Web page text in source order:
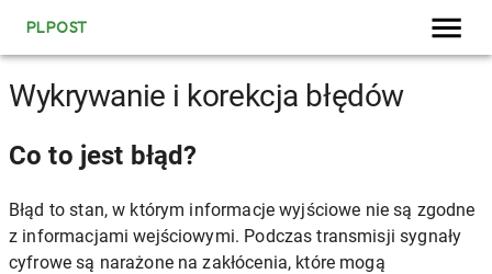
PLPOST
Wykrywanie i korekcja błędów
Co to jest błąd?
Błąd to stan, w którym informacje wyjściowe nie są zgodne
z informacjami wejściowymi. Podczas transmisji sygnały
cyfrowe są narażone na zakłócenia, które mogą